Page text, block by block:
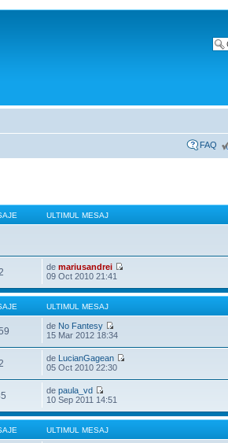
FAQ
ULTIMUL MESAJ
2 demariusandrei
09 Oct 2010 21:41
ULTIMUL MESAJ
de No Fantesy
15 Mar 2012 18:34
2 de LucianGagean
05 Oct 2010 22:30
depaula_vd
10 Sep 2011 14:51
ULTIMUL MESAJ